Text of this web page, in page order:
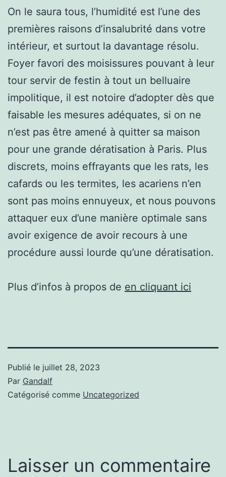
On le saura tous, l’humidité est l’une des
premières raisons d’insalubrité dans votre
intérieur, et surtout la davantage résolu.
Foyer favori des moisissures pouvant à leur
tour servir de festin à tout un belluaire
impolitique, il est notoire d’adopter dès que
faisable les mesures adéquates, si on ne
n’est pas être amené à quitter sa maison
pour une grande dératisation à Paris. Plus
discrets, moins effrayants que les rats, les
cafards ou les termites, les acariens n’en
sont pas moins ennuyeux, et nous pouvons
attaquer eux d’une manière optimale sans
avoir exigence de avoir recours à une
procédure aussi lourde qu’une dératisation.
Plus d’infos à propos de en cliquant ici
Publié le juillet 28, 2023
Par Gandalf
Catégorisé comme Uncategorized
Laisser un commentaire